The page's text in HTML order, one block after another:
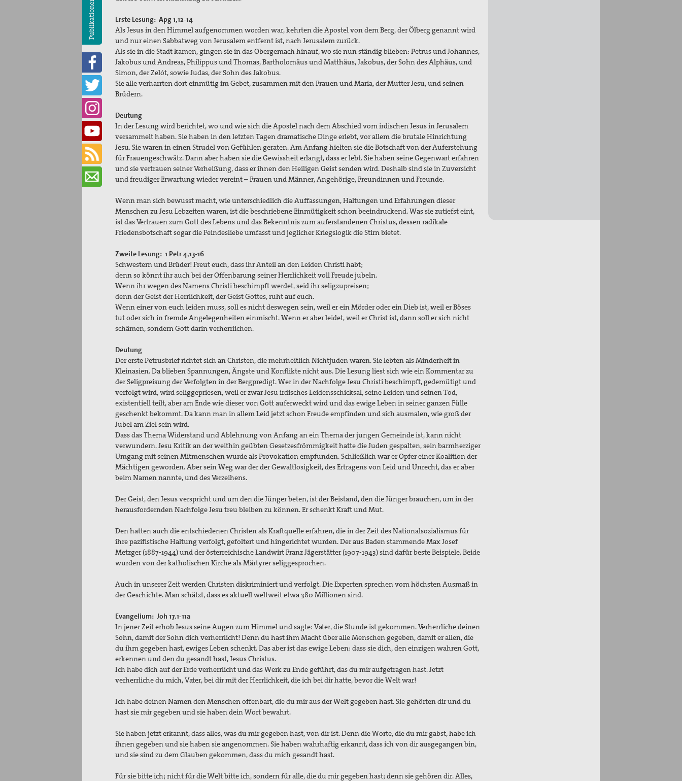
Publikationen
Erste Lesung: Apg 1,12-14
Als Jesus in den Himmel aufgenommen worden war, kehrten die Apostel von dem Berg, der Ölberg genannt wird
und nur einen Sabbatweg von Jerusalem entfernt ist, nach Jerusalem zurück.
Als sie in die Stadt kamen, gingen sie in das Obergemach hinauf, wo sie nun ständig blieben: Petrus und Johannes,
Jakobus und Andreas, Philíppus und Thomas, Bartholomäus und Matthäus, Jakobus, der Sohn des Alphäus, und
Simon, der Zelót, sowie Judas, der Sohn des Jakobus.
Sie alle verharrten dort einmütig im Gebet, zusammen mit den Frauen und Maria, der Mutter Jesu, und seinen
Brüdern.
Deutung
In der Lesung wird berichtet, wo und wie sich die Apostel nach dem Abschied vom irdischen Jesus in Jerusalem
versammelt haben. Sie haben in den letzten Tagen dramatische Dinge erlebt, vor allem die brutale Hinrichtung
Jesu. Sie waren in einen Strudel von Gefühlen geraten. Am Anfang hielten sie die Botschaft von der Auferstehung
für Frauengeschwätz. Dann aber haben sie die Gewissheit erlangt, dass er lebt. Sie haben seine Gegenwart erfahren
und sie vertrauen seiner Verheißung, dass er ihnen den Heiligen Geist senden wird. Deshalb sind sie in Zuversicht
und freudiger Erwartung wieder vereint – Frauen und Männer, Angehörige, Freundinnen und Freunde.
Wenn man sich bewusst macht, wie unterschiedlich die Auffassungen, Haltungen und Erfahrungen dieser
Menschen zu Jesu Lebzeiten waren, ist die beschriebene Einmütigkeit schon beeindruckend. Was sie zutiefst eint,
ist das Vertrauen zum Gott des Lebens und das Bekenntnis zum auferstandenen Christus, dessen radikale
Friedensbotschaft sogar die Feindesliebe umfasst und jeglicher Kriegslogik die Stirn bietet.
Zweite Lesung: 1 Petr 4,13-16
Schwestern und Brüder! Freut euch, dass ihr Anteil an den Leiden Christi habt;
denn so könnt ihr auch bei der Offenbarung seiner Herrlichkeit voll Freude jubeln.
Wenn ihr wegen des Namens Christi beschimpft werdet, seid ihr seligzupreisen;
denn der Geist der Herrlichkeit, der Geist Gottes, ruht auf euch.
Wenn einer von euch leiden muss, soll es nicht deswegen sein, weil er ein Mörder oder ein Dieb ist, weil er Böses
tut oder sich in fremde Angelegenheiten einmischt. Wenn er aber leidet, weil er Christ ist, dann soll er sich nicht
schämen, sondern Gott darin verherrlichen.
Deutung
Der erste Petrusbrief richtet sich an Christen, die mehrheitlich Nichtjuden waren. Sie lebten als Minderheit in
Kleinasien. Da blieben Spannungen, Ängste und Konflikte nicht aus. Die Lesung liest sich wie ein Kommentar zu
der Seligpreisung der Verfolgten in der Bergpredigt. Wer in der Nachfolge Jesu Christi beschimpft, gedemütigt und
verfolgt wird, wird seliggepriesen, weil er zwar Jesu irdisches Leidensschicksal, seine Leiden und seinen Tod,
existentiell teilt, aber am Ende wie dieser von Gott auferweckt wird und das ewige Leben in seiner ganzen Fülle
geschenkt bekommt. Da kann man in allem Leid jetzt schon Freude empfinden und sich ausmalen, wie groß der
Jubel am Ziel sein wird.
Dass das Thema Widerstand und Ablehnung von Anfang an ein Thema der jungen Gemeinde ist, kann nicht
verwundern. Jesu Kritik an der weithin geübten Gesetzesfrömmigkeit hatte die Juden gespalten, sein barmherziger
Umgang mit seinen Mitmenschen wurde als Provokation empfunden. Schließlich war er Opfer einer Koalition der
Mächtigen geworden. Aber sein Weg war der der Gewaltlosigkeit, des Ertragens von Leid und Unrecht, das er aber
beim Namen nannte, und des Verzeihens.
Der Geist, den Jesus verspricht und um den die Jünger beten, ist der Beistand, den die Jünger brauchen, um in der
herausfordernden Nachfolge Jesu treu bleiben zu können. Er schenkt Kraft und Mut.
Den hatten auch die entschiedenen Christen als Kraftquelle erfahren, die in der Zeit des Nationalsozialismus für
ihre pazifistische Haltung verfolgt, gefoltert und hingerichtet wurden. Der aus Baden stammende Max Josef
Metzger (1887-1944) und der österreichische Landwirt Franz Jägerstätter (1907-1943) sind dafür beste Beispiele. Beide
wurden von der katholischen Kirche als Märtyrer seliggesprochen.
Auch in unserer Zeit werden Christen diskriminiert und verfolgt. Die Experten sprechen vom höchsten Ausmaß in
der Geschichte. Man schätzt, dass es aktuell weltweit etwa 380 Millionen sind.
Evangelium: Joh 17.1-11a
In jener Zeit erhob Jesus seine Augen zum Himmel und sagte: Vater, die Stunde ist gekommen. Verherrliche deinen
Sohn, damit der Sohn dich verherrlicht! Denn du hast ihm Macht über alle Menschen gegeben, damit er allen, die
du ihm gegeben hast, ewiges Leben schenkt. Das aber ist das ewige Leben: dass sie dich, den einzigen wahren Gott,
erkennen und den du gesandt hast, Jesus Christus.
Ich habe dich auf der Erde verherrlicht und das Werk zu Ende geführt, das du mir aufgetragen hast. Jetzt
verherrliche du mich, Vater, bei dir mit der Herrlichkeit, die ich bei dir hatte, bevor die Welt war!
Ich habe deinen Namen den Menschen offenbart, die du mir aus der Welt gegeben hast. Sie gehörten dir und du
hast sie mir gegeben und sie haben dein Wort bewahrt.
Sie haben jetzt erkannt, dass alles, was du mir gegeben hast, von dir ist. Denn die Worte, die du mir gabst, habe ich
ihnen gegeben und sie haben sie angenommen. Sie haben wahrhaftig erkannt, dass ich von dir ausgegangen bin,
und sie sind zu dem Glauben gekommen, dass du mich gesandt hast.
Für sie bitte ich; nicht für die Welt bitte ich, sondern für alle, die du mir gegeben hast; denn sie gehören dir. Alles,